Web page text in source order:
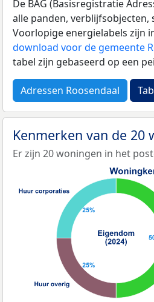
De BAG (Basisregistratie
alle panden,
Voorlopige energielabels zijn
download voor de gemeente
tabel zijn gebaseerd op een
Adressen Roosendaal
Kenmerken van de 20
Er zijn 20 woningen in het